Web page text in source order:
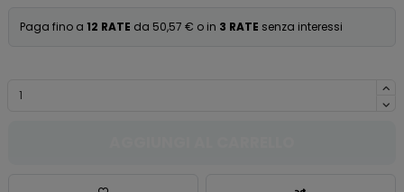
Paga fino a 12 RATE da 50,57 € o in 3 RATE senza interessi